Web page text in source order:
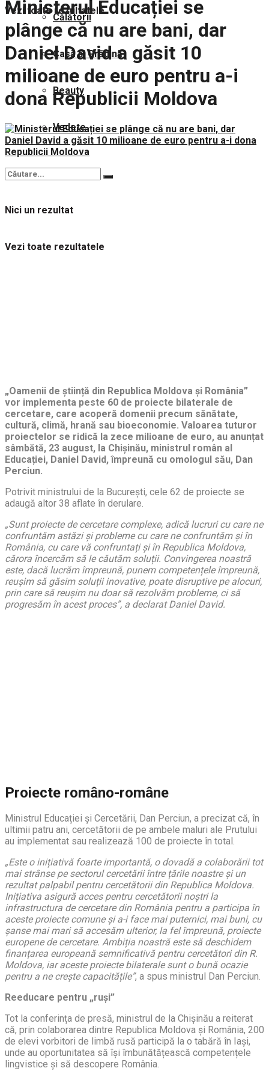
Călătorii
Casă și Grădină
Beauty
Vedete
Nici un rezultat
Vezi toate rezultatele
Vezi toate rezultatele
Ministerul Educației se
plânge că nu are bani, dar
Daniel David a găsit 10
milioane de euro pentru a-i
dona Republicii Moldova
„Oamenii de știință din Republica Moldova și România”
vor implementa peste 60 de proiecte bilaterale de
cercetare, care acoperă domenii precum sănătate,
cultură, climă, hrană sau bioeconomie. Valoarea tuturor
proiectelor se ridică la zece milioane de euro, au anunțat
sâmbătă, 23 august, la Chișinău, ministrul român al
Educației, Daniel David, împreună cu omologul său, Dan
Perciun.
Potrivit ministrului de la București, cele 62 de proiecte se
adaugă altor 38 aflate în derulare.
„Sunt proiecte de cercetare complexe, adică lucruri cu care ne
confruntăm astăzi și probleme cu care ne confruntăm și în
România, cu care vă confruntați și în Republica Moldova,
cărora încercăm să le căutăm soluții. Convingerea noastră
este, dacă lucrăm împreună, punem competențele împreună,
reușim să găsim soluții inovative, poate disruptive pe alocuri,
prin care să reușim nu doar să rezolvăm probleme, ci să
progresăm în acest proces”, a declarat Daniel David.
Proiecte româno-române
Ministrul Educației și Cercetării, Dan Perciun, a precizat că, în
ultimii patru ani, cercetătorii de pe ambele maluri ale Prutului
au implementat sau realizează 100 de proiecte în total.
„Este o inițiativă foarte importantă, o dovadă a colaborării tot
mai strânse pe sectorul cercetării între țările noastre și un
rezultat palpabil pentru cercetătorii din Republica Moldova.
Inițiativa asigură acces pentru cercetătorii noștri la
infrastructura de cercetare din România pentru a participa în
aceste proiecte comune și a-i face mai puternici, mai buni, cu
șanse mai mari să accesăm ulterior, la fel împreună, proiecte
europene de cercetare. Ambiția noastră este să deschidem
finanțarea europeană semnificativă pentru cercetători din R.
Moldova, iar aceste proiecte bilaterale sunt o bună ocazie
pentru a ne crește capacitățile”, a spus ministrul Dan Perciun.
Reeducare pentru „ruși”
Tot la conferința de presă, ministrul de la Chișinău a reiterat
că, prin colaborarea dintre Republica Moldova și România, 200
de elevi vorbitori de limbă rusă participă la o tabără în Iași,
unde au oportunitatea să își îmbunătățească competențele
lingvistice și să descopere România.